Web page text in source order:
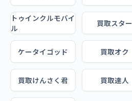
トゥインクルモバイ
ル
買取スター
ケータイゴッド 買取オク
買取けんさく君 買取達人